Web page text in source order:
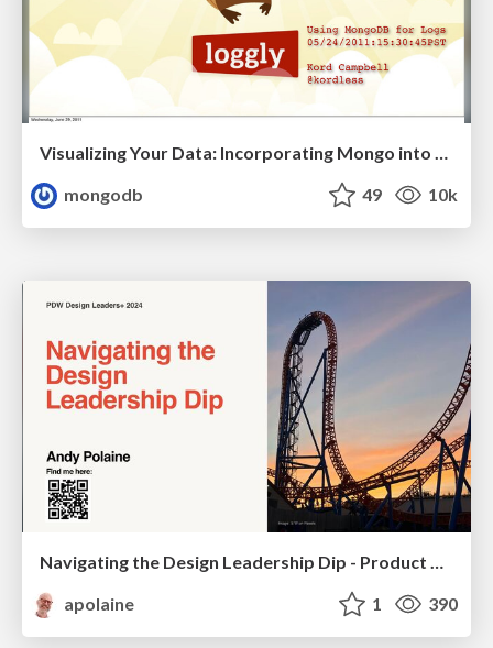
Visualizing Your Data: Incorporating Mongo into Loggly Infrastructure
mongodb
49 10k
Navigating the Design Leadership Dip - Product Design Week Design Leaders+ Conference 2024
apolaine
1 390